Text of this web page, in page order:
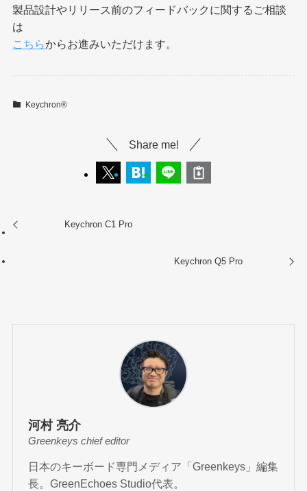
製品設計やリリース前のフィードバックに関するご相談
は
こちらからお進みいただけます。
Keychron®︎
Share me!
Keychron C1 Pro
Keychron Q5 Pro
河村 亮介
Greenkeys chief editor
日本のキーボード専門メディア「Greenkeys」編集
長。GreenEchoes Studio代表。